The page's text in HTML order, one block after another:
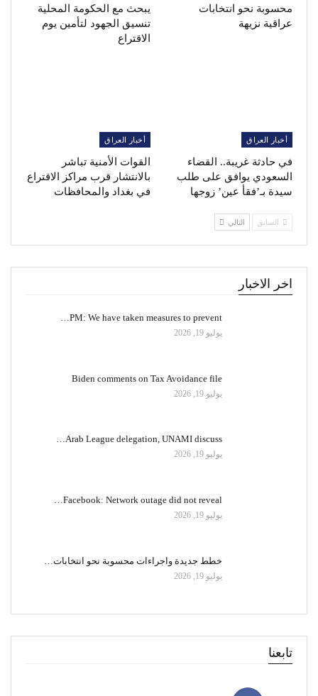
محسوبة نحو انتخابات
عراقية نزيهة
يبحث مع الحكومة المحلية
تنسيق الجهود لتأمين يوم
الاقتراع
أخبار العراق
في حادثة غريبة.. القضاء
السعودي يوافق على طلب
سيدة بـ’فقأ عين’ زوجها
أخبار العراق
القوات الأمنية تباشر
بالانتشار قرب مراكز الاقتراع
في بغداد والمحافظات
السابق التالي
اخر الاخبار
PM: We have taken measures to prevent…
يوليو 19, 2026
Biden comments on Tax Avoidance file
يوليو 19, 2026
Arab League delegation, UNAMI discuss…
يوليو 19, 2026
Facebook: Network outage did not reveal…
يوليو 19, 2026
خطط جديدة واجراءات محسوبة نحو انتخابات…
يوليو 19, 2026
تابعنا